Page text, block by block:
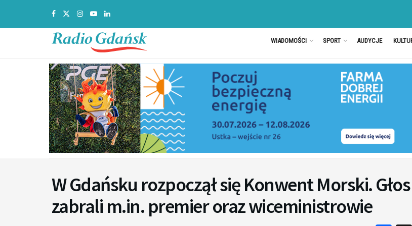
WIADOMOŚCI SPORT AUDYCJE
W Gdańsku rozpoczął się Konwent Morski. Głos
zabrali m.in. premier oraz wiceministrowie